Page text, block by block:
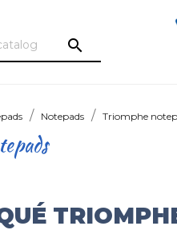
search
Notepads Triomphe